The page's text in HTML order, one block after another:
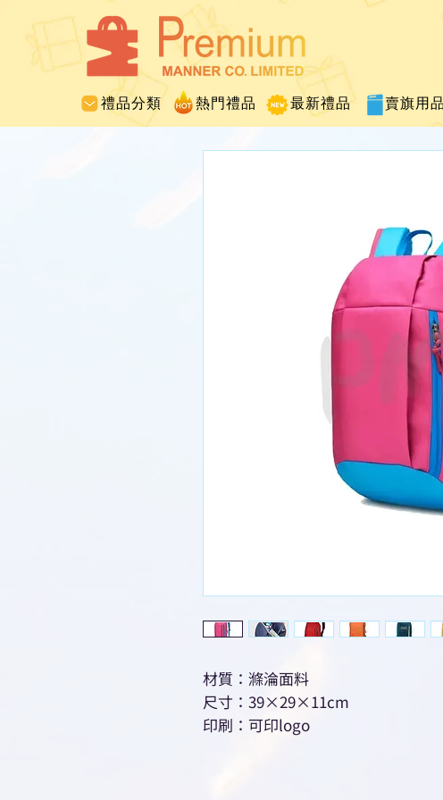
禮品分類 熱門禮品 最新禮品 賣旗用品
材質：滌淪面料
尺寸：39×29×11cm
印刷：可印logo